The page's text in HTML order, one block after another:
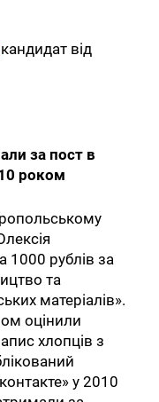
кандидат від
за пост в
роком
рублів за
та
матеріалів».
оцінили
хлопців з
у 2010